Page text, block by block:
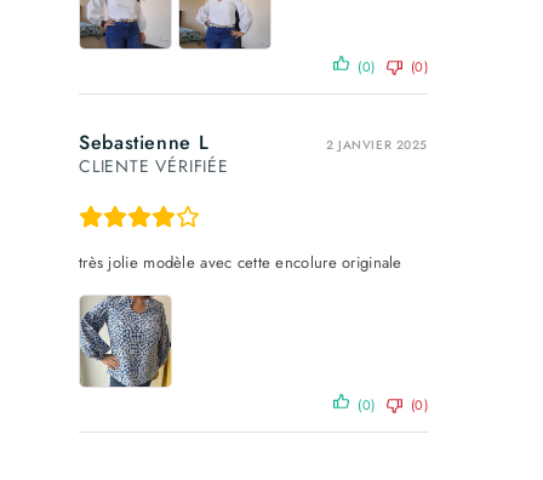
(0) (0)
Sebastienne L
CLIENTE VÉRIFIÉE
2 JANVIER 2025
très jolie modèle avec cette encolure originale
(0) (0)